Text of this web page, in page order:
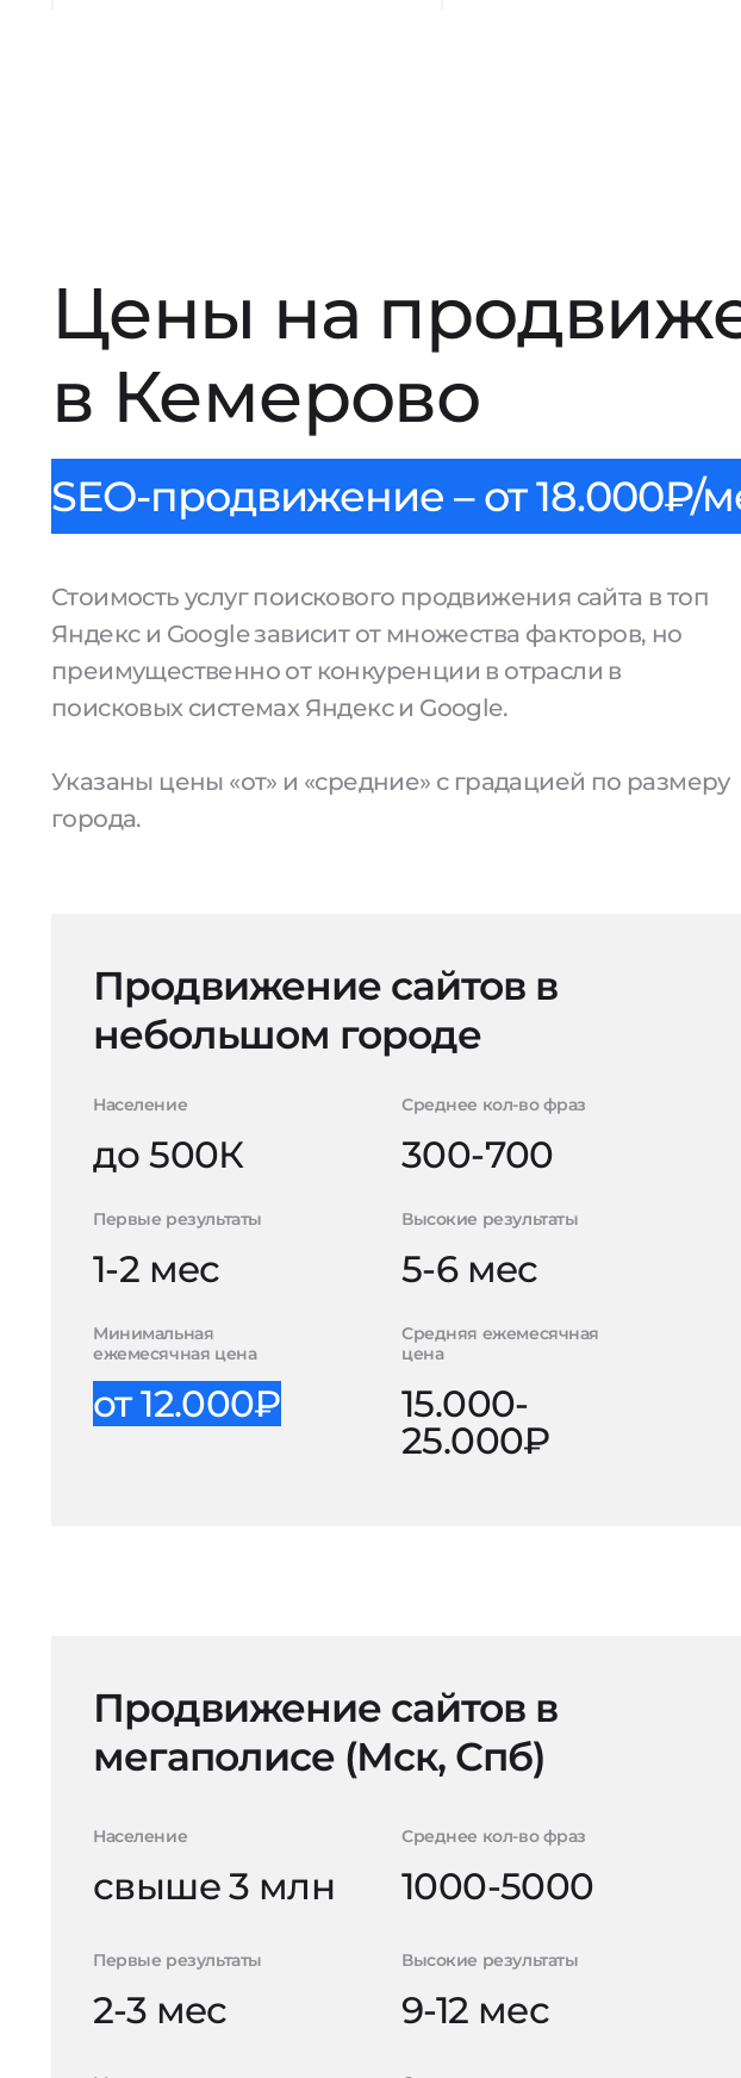
Цены на
в Кемерово
SEO-продвижение – от 18.000₽/
Стоимость услуг поискового продвижения сайта в топ
Яндекс и Google зависит от множества факторов, но
преимущественно от конкуренции в отрасли в
поисковых системах Яндекс и Google.
Указаны цены «от» и «средние» с градацией по размеру
города.
Продвижение сайтов в
небольшом городе
Население
до 500К
Среднее кол-во фраз
300-700
Первые результаты
1-2 мес
Высокие результаты
5-6 мес
Минимальная
ежемесячная цена
от 12.000₽
Средняя ежемесячная
цена
15.000-
25.000₽
Продвижение сайтов в
мегаполисе (Мск, Спб)
Население
свыше 3 млн
Среднее кол-во фраз
1000-5000
Первые результаты
2-3 мес
Высокие результаты
9-12 мес